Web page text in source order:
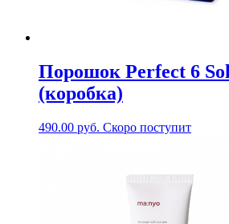
Порошок Perfect 6
(коробка)
490.00 руб. Скоро поступит